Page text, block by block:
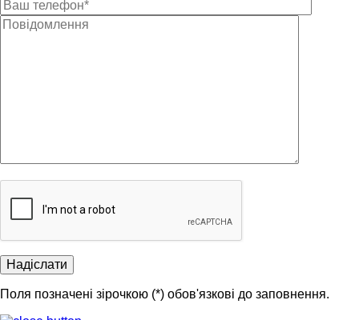
Поля позначені зірочкою (*) обов'язкові до заповнення.